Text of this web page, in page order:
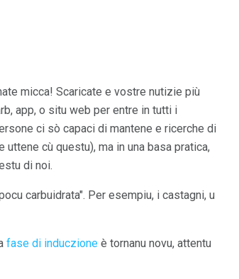
micca! Scaricate e vostre nutizie più
app, o situ web per entre in tutti i
ci sò capaci di mantene e ricerche di
cù questu), ma in una basa pratica,
di noi.
carbuidrata". Per esempiu, i castagni, u
fase di induczione è tornanu novu, attentu